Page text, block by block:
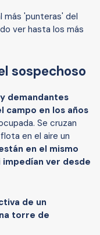
más 'punteras' del
ver hasta los más
sospechoso
demandantes
campo en los años
Se cruzan
en el aire un
en el mismo
ver desde
de un
torre de